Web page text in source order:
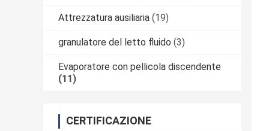
Attrezzatura ausiliaria (19)
granulatore del letto fluido (3)
Evaporatore con pellicola discendente
(11)
CERTIFICAZIONE